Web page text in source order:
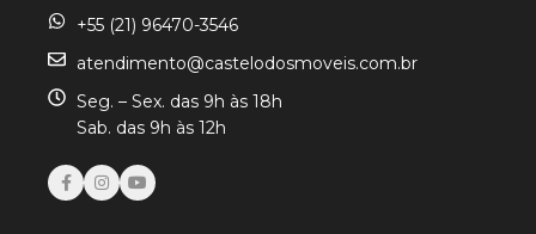
+55 (21) 96470-3546
atendimento@castelodosmoveis.com.br
Seg. – Sex. das 9h às 18h
Sab. das 9h às 12h